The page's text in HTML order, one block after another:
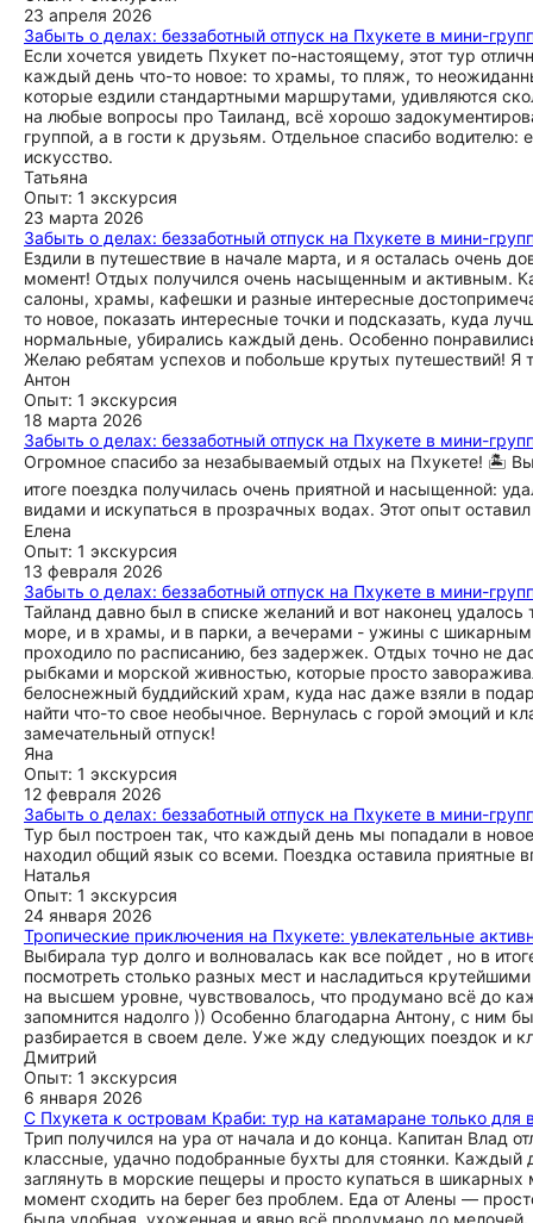
23 апреля 2026
Забыть о делах: беззаботный отпуск на Пхукете в мини-
Если хочется увидеть Пхукет по-настоящему, этот тур
каждый день что-то новое: то храмы, то пляж, то
которые ездили стандартными маршрутами, удивляются
на любые вопросы про Таиланд, всё хорошо
группой, а в гости к друзьям. Отдельное спасибо
искусство.
Татьяна
Опыт: 1 экскурсия
23 марта 2026
Забыть о делах: беззаботный отпуск на Пхукете в мини-
Ездили в путешествие в начале марта, и я осталась очень
момент! Отдых получился очень насыщенным и
салоны, храмы, кафешки и разные интересные
то новое, показать интересные точки и подсказать, куда
нормальные, убирались каждый день. Особенно
Желаю ребятам успехов и побольше крутых путешествий! Я
Антон
Опыт: 1 экскурсия
18 марта 2026
Забыть о делах: беззаботный отпуск на Пхукете в мини-
Огромное спасибо за незабываемый отдых на Пхукете! 🏝️
итоге поездка получилась очень приятной и насыщенной:
видами и искупаться в прозрачных водах. Этот опыт
Елена
Опыт: 1 экскурсия
13 февраля 2026
Забыть о делах: беззаботный отпуск на Пхукете в мини-
Тайланд давно был в списке желаний и вот наконец
море, и в храмы, и в парки, а вечерами - ужины с
проходило по расписанию, без задержек. Отдых точно не
рыбками и морской живностью, которые просто
белоснежный буддийский храм, куда нас даже взяли в
найти что-то свое необычное. Вернулась с горой эмоций и
замечательный отпуск!
Яна
Опыт: 1 экскурсия
12 февраля 2026
Забыть о делах: беззаботный отпуск на Пхукете в мини-
Тур был построен так, что каждый день мы попадали в
находил общий язык со всеми. Поездка оставила приятные
Наталья
Опыт: 1 экскурсия
24 января 2026
Тропические приключения на Пхукете: увлекательные
Выбирала тур долго и волновалась как все пойдет , но в
посмотреть столько разных мест и насладиться
на высшем уровне, чувствовалось, что продумано всё до
запомнится надолго )) Особенно благодарна Антону, с ним
разбирается в своем деле. Уже жду следующих поездок и
Дмитрий
Опыт: 1 экскурсия
6 января 2026
С Пхукета к островам Краби: тур на катамаране только для
Трип получился на ура от начала и до конца. Капитан Влад
классные, удачно подобранные бухты для стоянки. Каждый
заглянуть в морские пещеры и просто купаться в
момент сходить на берег без проблем. Еда от Алены —
была удобная, ухоженная и явно всё продумано до мелочей.